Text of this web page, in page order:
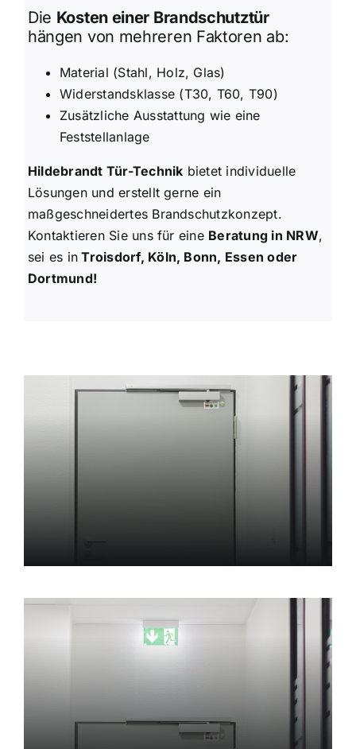
Die Kosten einer Brandschutztür
hängen von mehreren Faktoren ab:
Material (Stahl, Holz, Glas)
Widerstandsklasse (T30, T60, T90)
Zusätzliche Ausstattung wie eine
Feststellanlage
Hildebrandt Tür-Technik bietet individuelle
Lösungen und erstellt gerne ein
maßgeschneidertes Brandschutzkonzept.
Kontaktieren Sie uns für eine Beratung in NRW,
sei es in Troisdorf, Köln, Bonn, Essen oder
Dortmund!